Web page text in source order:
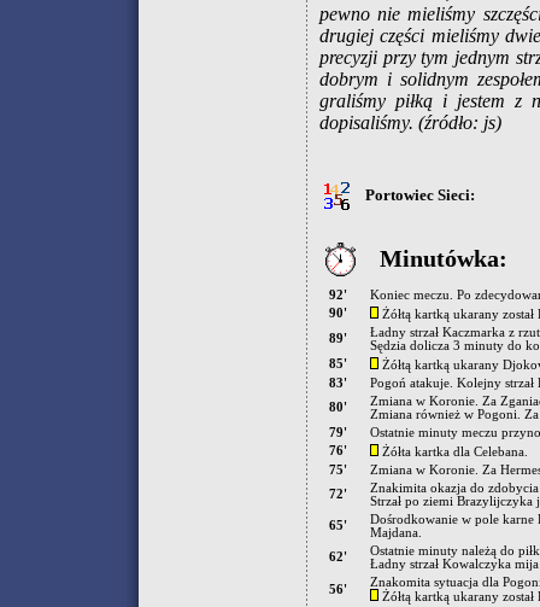
pewno nie mieliśmy
drugiej części mieliśmy
precyzji przy tym jednym
dobrym i solidnym
graliśmy piłką i jestem z
dopisaliśmy. (źródło: js)
Portowiec Sieci:
Minutówka:
92'
Koniec meczu. Po
90'
Żółtą kartką ukarany
89'
Ładny strzał Kaczmarka z
Sędzia dolicza 3 minuty do
85'
Żółtą kartką ukarany
83'
Pogoń atakuje. Kolejny
80'
Zmiana w Koronie. Za
Zmiana również w Pogoni.
79'
Ostatnie minuty meczu
76'
Żółta kartka dla Celebana.
75'
Zmiana w Koronie. Za
72'
Znakimita okazja do
Strzał po ziemi Brazylijczyka
65'
Dośrodkowanie w pole karne
Majdana.
62'
Ostatnie minuty należą do
Ładny strzał Kowalczyka
56'
Znakomita sytuacja dla
Żółtą kartką ukarany został